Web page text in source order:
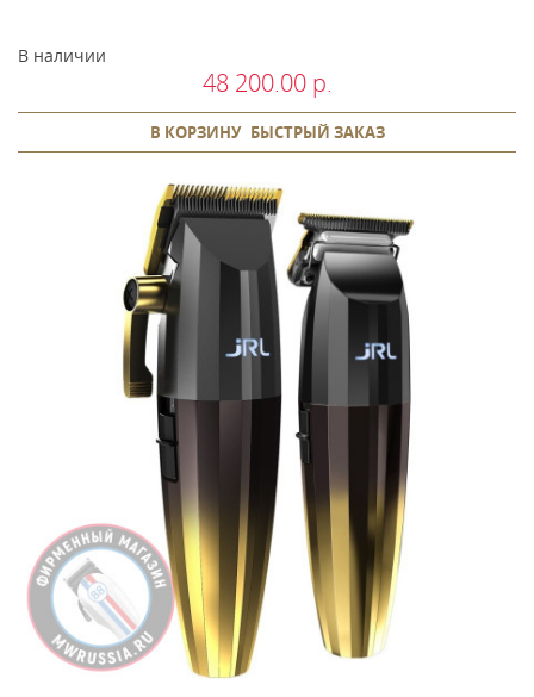
В наличии
48 200.00 р.
В КОРЗИНУ БЫСТРЫЙ ЗАКАЗ